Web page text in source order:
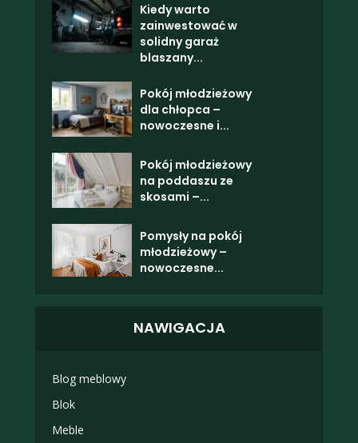
Kiedy warto
zainwestować w
solidny garaż
blaszany...
Pokój młodzieżowy
dla chłopca –
nowoczesne i...
Pokój młodzieżowy
na poddaszu ze
skosami –...
Pomysły na pokój
młodzieżowy –
nowoczesne...
NAWIGACJA
Blog meblowy
Blok
Meble